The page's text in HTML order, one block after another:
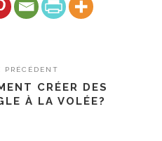
PRÉCÉDENT
CRÉER DES
À LA VOLÉE?